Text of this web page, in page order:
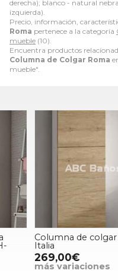
derecha); blanco - natural
izquierda).
Precio, información,
Roma pertenece a la categoría
mueble (10).
Encuentra productos
Columna de Colgar Roma
mueble".
Columna de colgar Mod.
269,00€
más variaciones